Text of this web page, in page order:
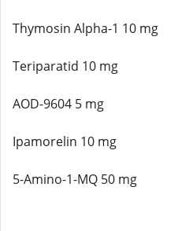
Thymosin Alpha-1 10 mg
Teriparatid 10 mg
AOD-9604 5 mg
Ipamorelin 10 mg
5-Amino-1-MQ 50 mg